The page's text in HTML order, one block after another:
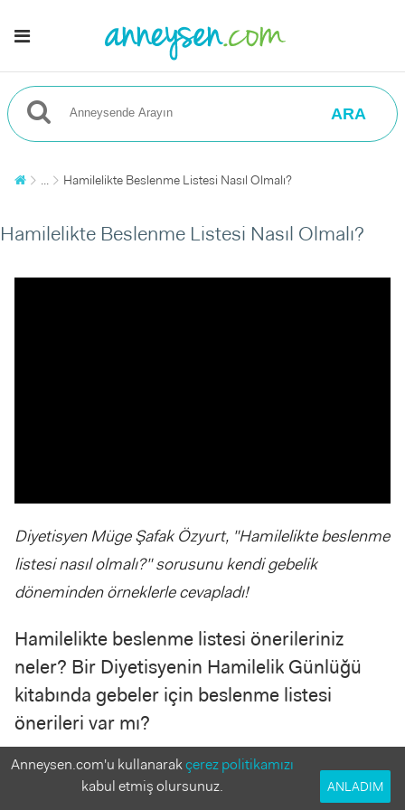
ARA
... Hamilelikte Beslenme Listesi Nasıl Olmalı?
Hamilelikte Beslenme Listesi Nasıl Olmalı?
Diyetisyen Müge Şafak Özyurt, "Hamilelikte beslenme
listesi nasıl olmalı?" sorusunu kendi gebelik
döneminden örneklerle cevapladı!
Hamilelikte beslenme listesi önerileriniz
neler? Bir Diyetisyenin Hamilelik Günlüğü
kitabında gebeler için beslenme listesi
önerileri var mı?
Bir Diyetisyenin Hamilelik Günlüğü, benim hamilelikte hem kendi
yaşadığım duyguları hem de kendi beslenmemi yansıtan ama bunun
Anneysen.com'u kullanarakçerez politikamızı
kabul etmiş olursunuz.
ANLADIM